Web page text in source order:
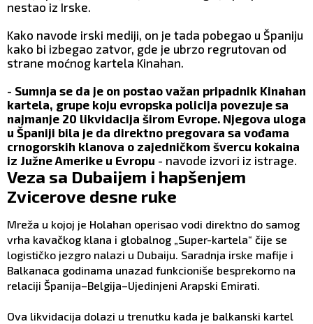
nestao iz Irske.
Kako navode irski mediji, on je tada pobegao u Španiju
kako bi izbegao zatvor, gde je ubrzo regrutovan od
strane moćnog kartela Kinahan.
- Sumnja se da je on postao važan pripadnik Kinahan
kartela, grupe koju evropska policija povezuje sa
najmanje 20 likvidacija širom Evrope. Njegova uloga
u Španiji bila je da direktno pregovara sa vođama
crnogorskih klanova o zajedničkom švercu kokaina
iz Južne Amerike u Evropu - navode izvori iz istrage.
Veza sa Dubaijem i hapšenjem
Zvicerove desne ruke
Mreža u kojoj je Holahan operisao vodi direktno do samog
vrha kavačkog klana i globalnog „Super-kartela“ čije se
logističko jezgro nalazi u Dubaiju. Saradnja irske mafije i
Balkanaca godinama unazad funkcioniše besprekorno na
relaciji Španija–Belgija–Ujedinjeni Arapski Emirati.
Ova likvidacija dolazi u trenutku kada je balkanski kartel